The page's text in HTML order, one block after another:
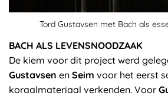
Tord Gustavsen met Bach als
BACH ALS LEVENSNOODZAAK
De kiem voor dit project werd
Gustavsen en Seim voor het eerst
koraalmateriaal verkenden. Voor